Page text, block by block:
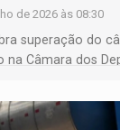
de 2026 às 08:30
superação do
na Câmara dos